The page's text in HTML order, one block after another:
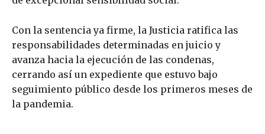
Con la sentencia ya firme, la Justicia ratifica las
responsabilidades determinadas en juicio y
avanza hacia la ejecución de las condenas,
cerrando así un expediente que estuvo bajo
seguimiento público desde los primeros meses de
la pandemia.